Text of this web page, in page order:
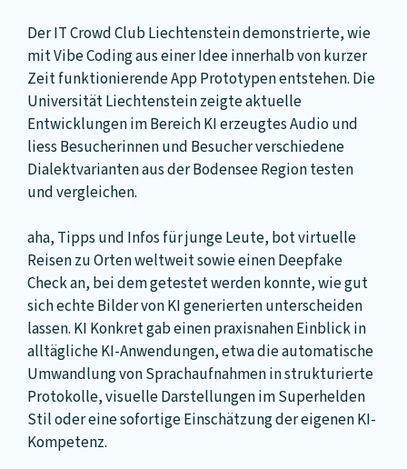
Der IT Crowd Club Liechtenstein demonstrierte, wie
mit Vibe Coding aus einer Idee innerhalb von kurzer
Zeit funktionierende App Prototypen entstehen. Die
Universität Liechtenstein zeigte aktuelle
Entwicklungen im Bereich KI erzeugtes Audio und
liess Besucherinnen und Besucher verschiedene
Dialektvarianten aus der Bodensee Region testen
und vergleichen.
aha, Tipps und Infos für junge Leute, bot virtuelle
Reisen zu Orten weltweit sowie einen Deepfake
Check an, bei dem getestet werden konnte, wie gut
sich echte Bilder von KI generierten unterscheiden
lassen. KI Konkret gab einen praxisnahen Einblick in
alltägliche KI-Anwendungen, etwa die automatische
Umwandlung von Sprachaufnahmen in strukturierte
Protokolle, visuelle Darstellungen im Superhelden
Stil oder eine sofortige Einschätzung der eigenen KI-
Kompetenz.